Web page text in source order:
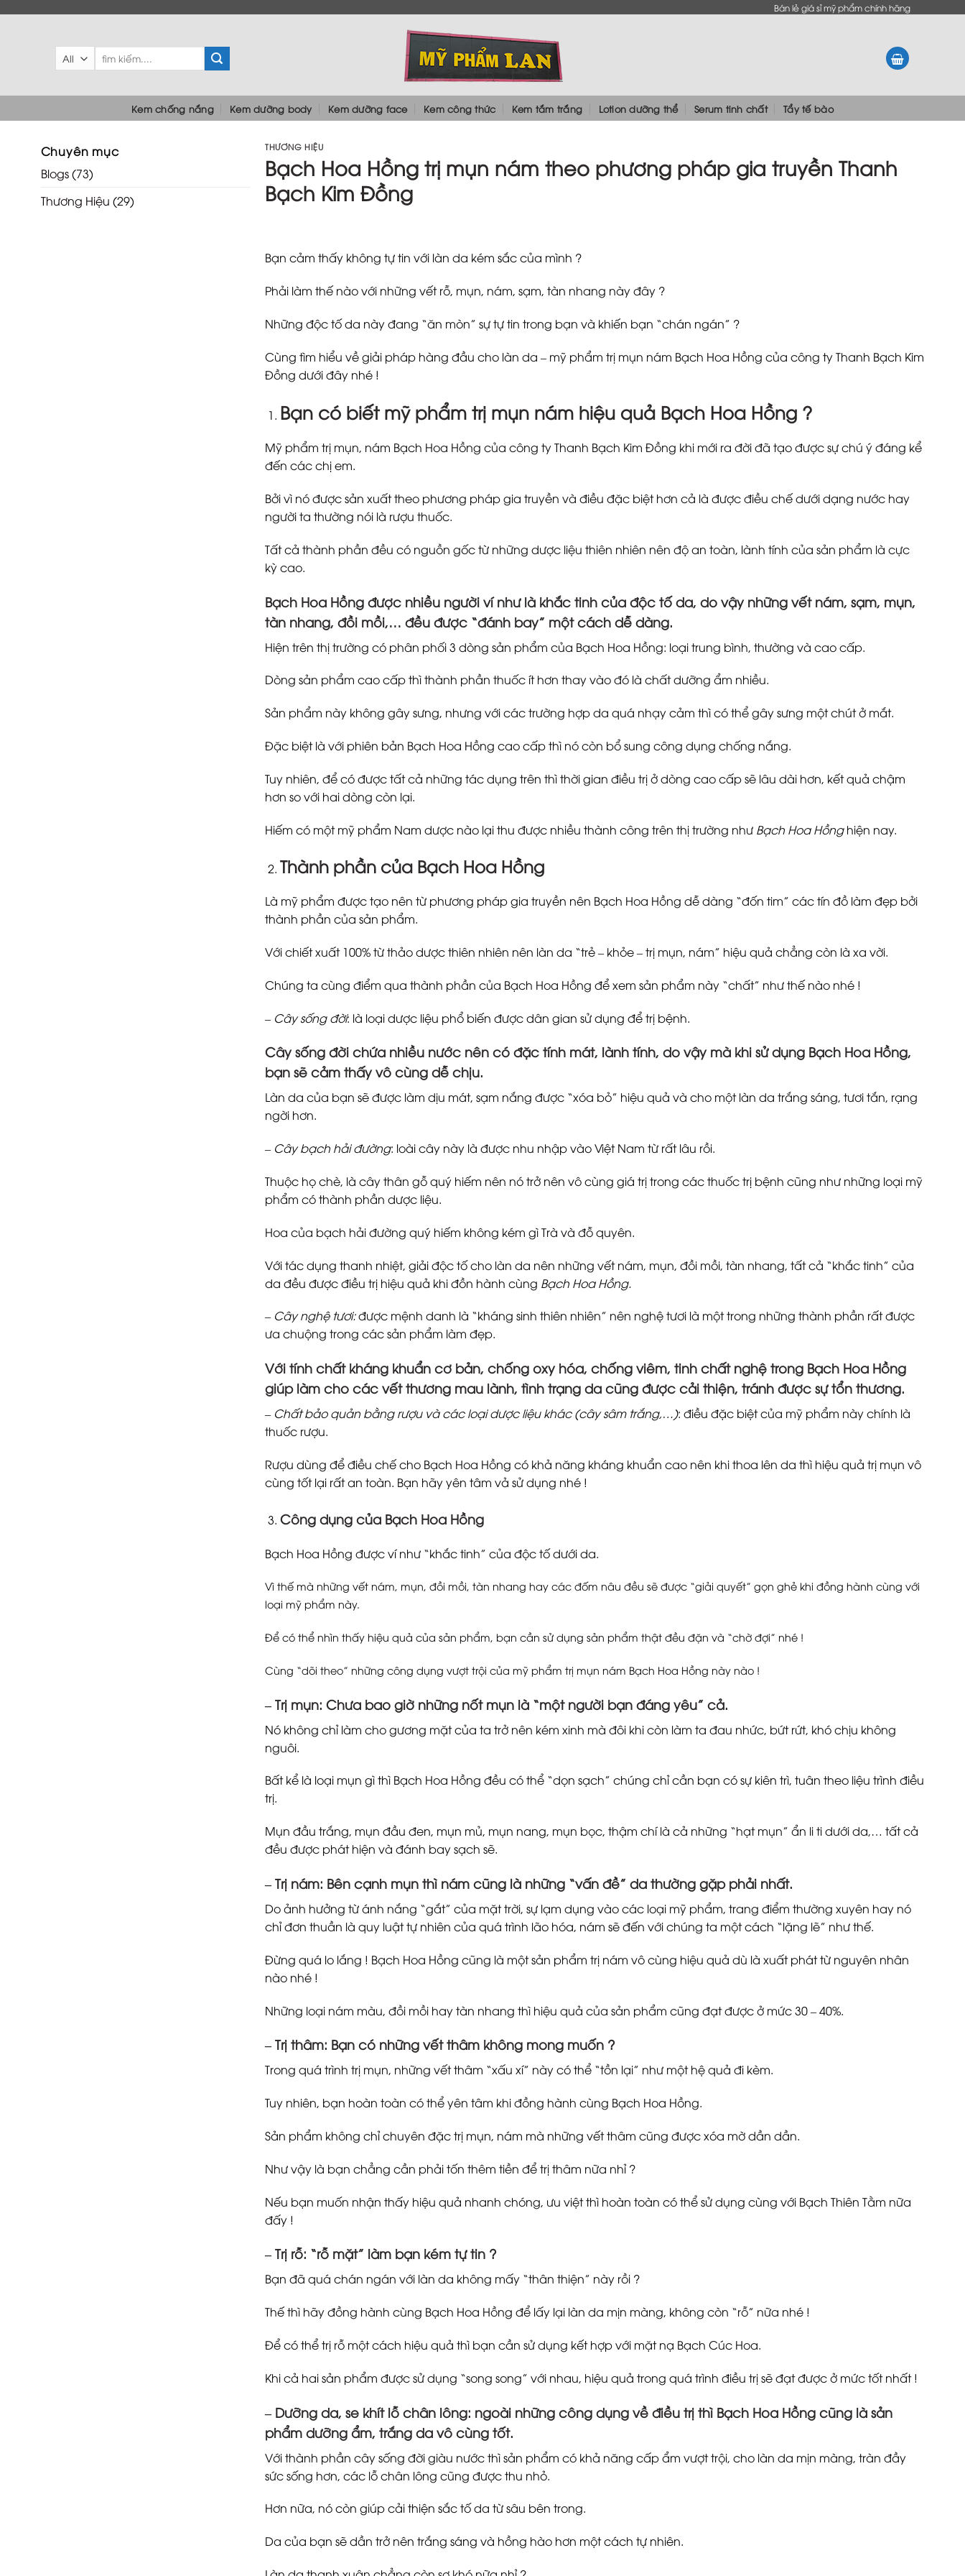
Bán lẻ giá sỉ mỹ phẩm chính hãng
Tìm
kiếm:
Kem chống nắng Kem dưỡng body Kem dưỡng face Kem công thức Kem tắm trắng Lotion dưỡng thể Serum tinh chất Tẩy tế bào
Chuyên mục
Blogs(73)
Thương Hiệu (29)
THƯƠNG HIỆU
Bạch Hoa Hồng trị mụn nám theo phương pháp gia truyền Thanh
Bạch Kim Đồng
Bạn cảm thấy không tự tin với làn da kém sắc của mình ?
Phải làm thế nào với những vết rỗ, mụn, nám, sạm, tàn nhang này đây ?
Những độc tố da này đang “ăn mòn” sự tự tin trong bạn và khiến bạn “chán ngán” ?
Cùng tìm hiểu về giải pháp hàng đầu cho làn da – mỹ phẩm trị mụn nám Bạch Hoa Hồng của công ty Thanh Bạch Kim
Đồng dưới đây nhé !
Bạn có biết mỹ phẩm trị mụn nám hiệu quả Bạch Hoa Hồng ?
Mỹ phẩm trị mụn, nám Bạch Hoa Hồng của công ty Thanh Bạch Kim Đồng khi mới ra đời đã tạo được sự chú ý đáng kể
đến các chị em.
Bởi vì nó được sản xuất theo phương pháp gia truyền và điều đặc biệt hơn cả là được điều chế dưới dạng nước hay
người ta thường nói là rượu thuốc.
Tất cả thành phần đều có nguồn gốc từ những dược liệu thiên nhiên nên độ an toàn, lành tính của sản phẩm là cực
kỳ cao.
Bạch Hoa Hồng được nhiều người ví như là khắc tinh của độc tố da, do vậy những vết nám, sạm, mụn,
tàn nhang, đồi mồi,… đều được “đánh bay” một cách dễ dàng.
Hiện trên thị trường có phân phối 3 dòng sản phẩm của Bạch Hoa Hồng: loại trung bình, thường và cao cấp.
Dòng sản phẩm cao cấp thì thành phần thuốc ít hơn thay vào đó là chất dưỡng ẩm nhiều.
Sản phẩm này không gây sưng, nhưng với các trường hợp da quá nhạy cảm thì có thể gây sưng một chút ở mắt.
Đặc biệt là với phiên bản Bạch Hoa Hồng cao cấp thì nó còn bổ sung công dụng chống nắng.
Tuy nhiên, để có được tất cả những tác dụng trên thì thời gian điều trị ở dòng cao cấp sẽ lâu dài hơn, kết quả chậm
hơn so với hai dòng còn lại.
Hiếm có một mỹ phẩm Nam dược nào lại thu được nhiều thành công trên thị trường như Bạch Hoa Hồnghiện nay.
Thành phần của Bạch Hoa Hồng
Là mỹ phẩm được tạo nên từ phương pháp gia truyền nên Bạch Hoa Hồng dễ dàng “đốn tim” các tín đồ làm đẹp bởi
thành phần của sản phẩm.
Với chiết xuất 100% từ thảo dược thiên nhiên nên làn da “trẻ – khỏe – trị mụn, nám” hiệu quả chẳng còn là xa vời.
Chúng ta cùng điểm qua thành phần của Bạch Hoa Hồng để xem sản phẩm này “chất” như thế nào nhé !
– Cây sống đời: là loại dược liệu phổ biến được dân gian sử dụng để trị bệnh.
Cây sống đời chứa nhiều nước nên có đặc tính mát, lành tính, do vậy mà khi sử dụng Bạch Hoa Hồng,
bạn sẽ cảm thấy vô cùng dễ chịu.
Làn da của bạn sẽ được làm dịu mát, sạm nắng được “xóa bỏ” hiệu quả và cho một làn da trắng sáng, tươi tắn, rạng
ngời hơn.
– Cây bạch hải đường: loài cây này là được nhu nhập vào Việt Nam từ rất lâu rồi.
Thuộc họ chè, là cây thân gỗ quý hiếm nên nó trở nên vô cùng giá trị trong các thuốc trị bệnh cũng như những loại mỹ
phẩm có thành phần dược liệu.
Hoa của bạch hải đường quý hiếm không kém gì Trà và đỗ quyên.
Với tác dụng thanh nhiệt, giải độc tố cho làn da nên những vết nám, mụn, đồi mồi, tàn nhang, tất cả “khắc tinh” của
da đều được điều trị hiệu quả khi đồn hành cùng Bạch Hoa Hồng.
– Cây nghệ tươi:được mệnh danh là “kháng sinh thiên nhiên” nên nghệ tươi là một trong những thành phần rất được
ưa chuộng trong các sản phẩm làm đẹp.
Với tính chất kháng khuẩn cơ bản, chống oxy hóa, chống viêm, tinh chất nghệ trong Bạch Hoa Hồng
giúp làm cho các vết thương mau lành, tình trạng da cũng được cải thiện, tránh được sự tổn thương.
– Chất bảo quản bằng rượu và các loại dược liệu khác (cây sâm trắng,…): điều đặc biệt của mỹ phẩm này chính là
thuốc rượu.
Rượu dùng để điều chế cho Bạch Hoa Hồng có khả năng kháng khuẩn cao nên khi thoa lên da thì hiệu quả trị mụn vô
cùng tốt lại rất an toàn. Bạn hãy yên tâm vả sử dụng nhé !
Công dụng của Bạch Hoa Hồng
Bạch Hoa Hồng được ví như “khắc tinh” của độc tố dưới da.
Vì thế mà những vết nám, mụn, đồi mồi, tàn nhang hay các đốm nâu đều sẽ được “giải quyết” gọn ghẻ khi đồng hành cùng với
loại mỹ phẩm này.
Để có thể nhìn thấy hiệu quả của sản phẩm, bạn cần sử dụng sản phẩm thật đều đặn và “chờ đợi” nhé !
Cùng “dõi theo” những công dụng vượt trội của mỹ phẩm trị mụn nám Bạch Hoa Hồng này nào !
–Trị mụn: Chưa bao giờ những nốt mụn là “một người bạn đáng yêu” cả.
Nó không chỉ làm cho gương mặt của ta trở nên kém xinh mà đôi khi còn làm ta đau nhức, bứt rứt, khó chịu không
nguôi.
Bất kể là loại mụn gì thì Bạch Hoa Hồng đều có thể “dọn sạch” chúng chỉ cần bạn có sự kiên trì, tuân theo liệu trình điều
trị.
Mụn đầu trắng, mụn đầu đen, mụn mủ, mụn nang, mụn bọc, thậm chí là cả những “hạt mụn” ẩn li ti dưới da,… tất cả
đều được phát hiện và đánh bay sạch sẽ.
–Trị nám: Bên cạnh mụn thì nám cũng là những “vấn đề” da thường gặp phải nhất.
Do ảnh hưởng từ ánh nắng “gắt” của mặt trời, sự lạm dụng vào các loại mỹ phẩm, trang điểm thường xuyên hay nó
chỉ đơn thuần là quy luật tự nhiên của quá trình lão hóa, nám sẽ đến với chúng ta một cách “lặng lẽ” như thế.
Đừng quá lo lắng ! Bạch Hoa Hồng cũng là một sản phẩm trị nám vô cùng hiệu quả dù là xuất phát từ nguyên nhân
nào nhé !
Những loại nám màu, đồi mồi hay tàn nhang thì hiệu quả của sản phẩm cũng đạt được ở mức 30 – 40%.
–Trị thâm: Bạn có những vết thâm không mong muốn ?
Trong quá trình trị mụn, những vết thâm “xấu xí” này có thể “tồn lại” như một hệ quả đi kèm.
Tuy nhiên, bạn hoàn toàn có thể yên tâm khi đồng hành cùng Bạch Hoa Hồng.
Sản phẩm không chỉ chuyên đặc trị mụn, nám mà những vết thâm cũng được xóa mờ dần dần.
Như vậy là bạn chẳng cần phải tốn thêm tiền để trị thâm nữa nhỉ ?
Nếu bạn muốn nhận thấy hiệu quả nhanh chóng, ưu việt thì hoàn toàn có thể sử dụng cùng với Bạch Thiên Tằm nữa
đấy !
–Trị rỗ: “rỗ mặt” làm bạn kém tự tin ?
Bạn đã quá chán ngán với làn da không mấy “thân thiện” này rồi ?
Thế thì hãy đồng hành cùng Bạch Hoa Hồng để lấy lại làn da mịn màng, không còn “rỗ” nữa nhé !
Để có thể trị rỗ một cách hiệu quả thì bạn cần sử dụng kết hợp với mặt nạ Bạch Cúc Hoa.
Khi cả hai sản phẩm được sử dụng “song song” với nhau, hiệu quả trong quá trình điều trị sẽ đạt được ở mức tốt nhất !
– Dưỡng da, se khít lỗ chân lông: ngoài những công dụng về điều trị thì Bạch Hoa Hồng cũng là sản
phẩm dưỡng ẩm, trắng da vô cùng tốt.
Với thành phần cây sống đời giàu nước thì sản phẩm có khả năng cấp ẩm vượt trội, cho làn da mịn màng, tràn đầy
sức sống hơn, các lỗ chân lông cũng được thu nhỏ.
Hơn nữa, nó còn giúp cải thiện sắc tố da từ sâu bên trong.
Da của bạn sẽ dần trở nên trắng sáng và hồng hào hơn một cách tự nhiên.